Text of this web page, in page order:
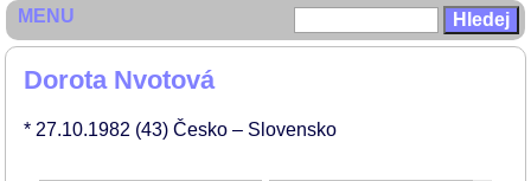
Dorota Nvotová
* 27.10.1982 (43) Česko – Slovensko
MENU